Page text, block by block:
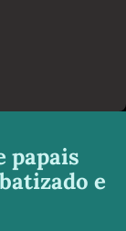
papais
e